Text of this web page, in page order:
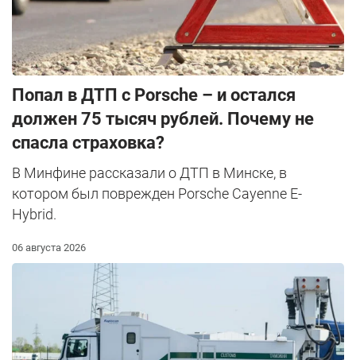
​Попал в ДТП с Porsche – и остался
должен 75 тысяч рублей. Почему не
спасла страховка?
В Минфине рассказали о ДТП в Минске, в
котором был поврежден Porsche Cayenne E-
Hybrid.
06 августа 2026